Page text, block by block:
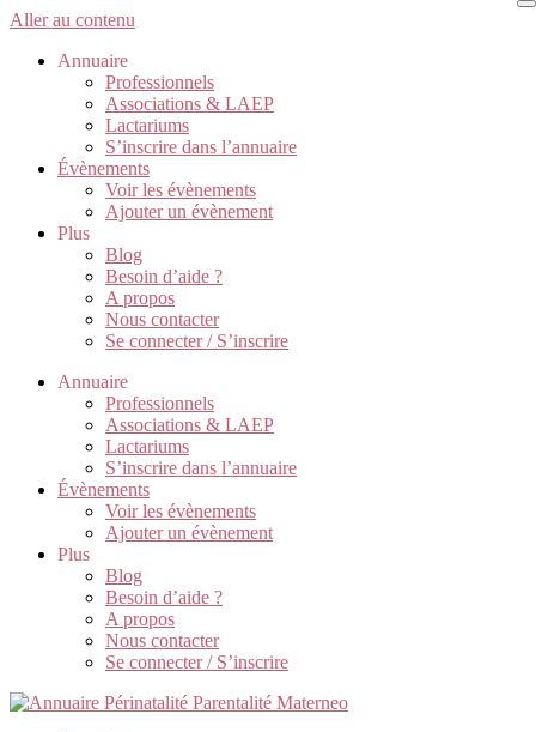
Aller au contenu
Annuaire
Professionnels
Associations & LAEP
Lactariums
S’inscrire dans l’annuaire
Évènements
Voir les évènements
Ajouter un évènement
Plus
Blog
Besoin d’aide ?
A propos
Nous contacter
Se connecter / S’inscrire
Annuaire
Professionnels
Associations & LAEP
Lactariums
S’inscrire dans l’annuaire
Évènements
Voir les évènements
Ajouter un évènement
Plus
Blog
Besoin d’aide ?
A propos
Nous contacter
Se connecter / S’inscrire